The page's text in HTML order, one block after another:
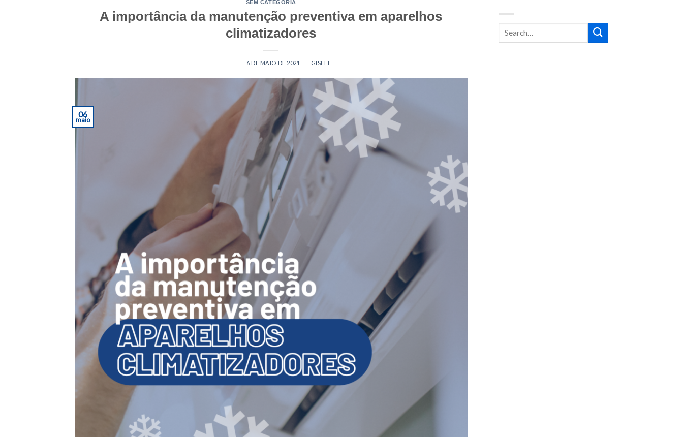
SEM CATEGORIA
A importância da manutenção preventiva em aparelhos
climatizadores
6 DE MAIO DE 2021 GISELE
06
maio